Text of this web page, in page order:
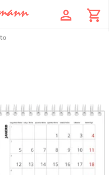
profile shopping_cart